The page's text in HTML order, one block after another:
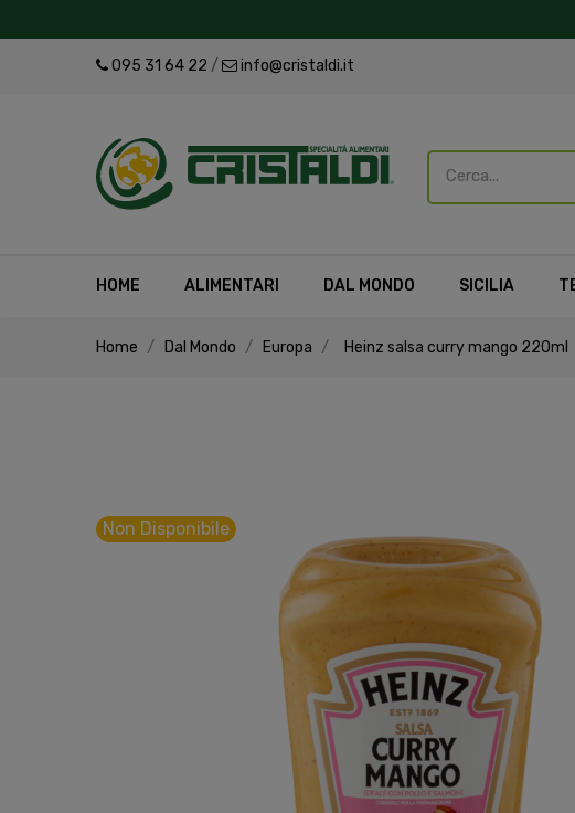
095 31 64 22 / info@cristaldi.it
HOME ALIMENTARI DAL MONDO SICILIA
Home Dal Mondo Europa Heinz salsa curry mango 220ml
Non Disponibile